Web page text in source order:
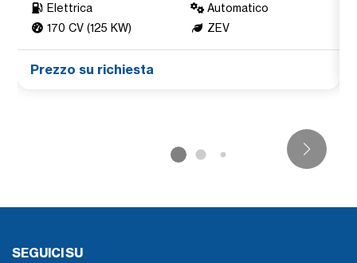
Elettrica
Automatico
170 CV (125 KW)
ZEV
Prezzo su richiesta
SEGUICI SU